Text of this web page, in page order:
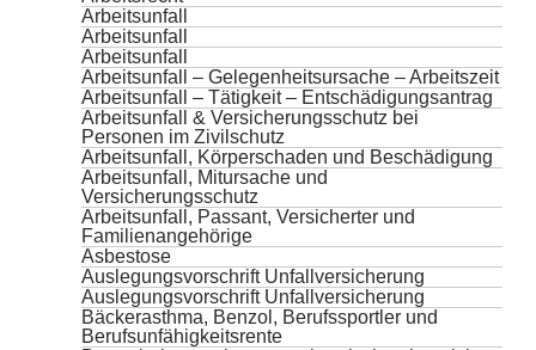
Arbeitsunfall
Arbeitsunfall
Arbeitsunfall
Arbeitsunfall – Gelegenheitsursache – Arbeitszeit
Arbeitsunfall – Tätigkeit – Entschädigungsantrag
Arbeitsunfall & Versicherungsschutz bei
Personen im Zivilschutz
Arbeitsunfall, Körperschaden und Beschädigung
Arbeitsunfall, Mitursache und
Versicherungsschutz
Arbeitsunfall, Passant, Versicherter und
Familienangehörige
Asbestose
Auslegungsvorschrift Unfallversicherung
Auslegungsvorschrift Unfallversicherung
Bäckerasthma, Benzol, Berufssportler und
Berufsunfähigkeitsrente